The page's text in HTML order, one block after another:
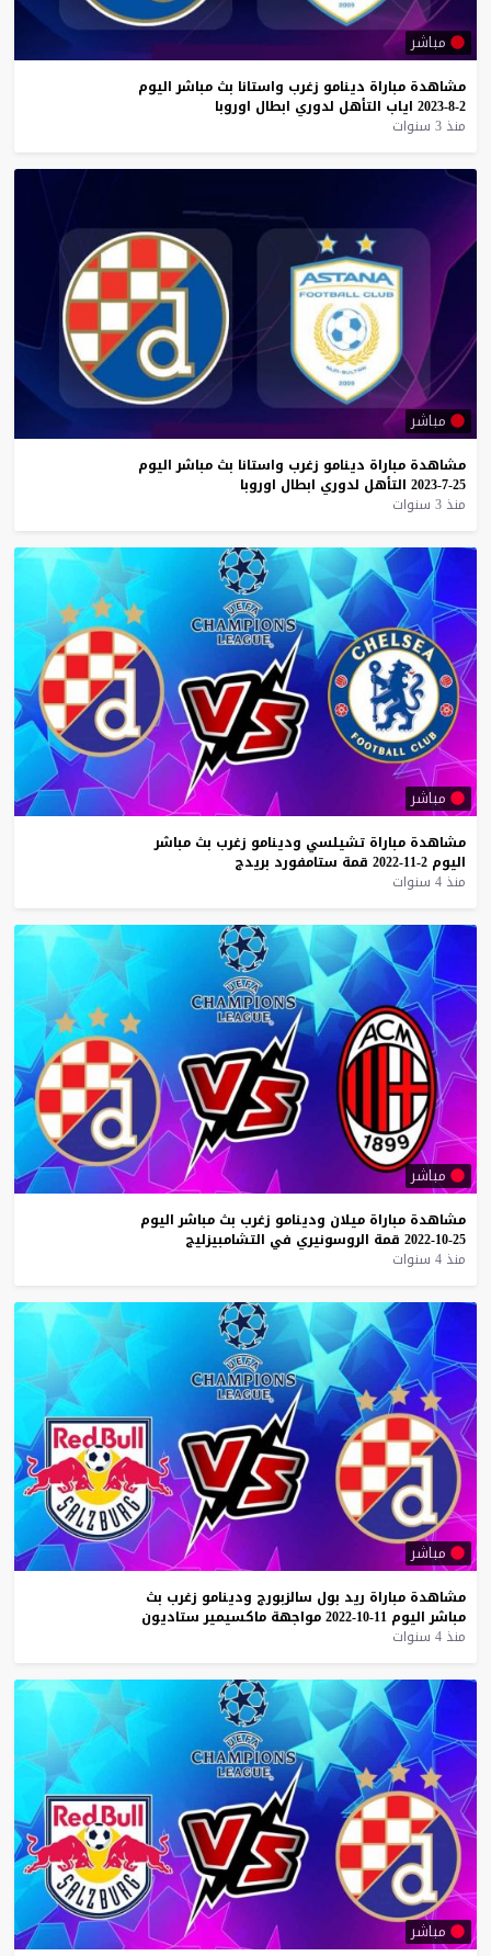
مباشر
مشاهدة مباراة دينامو زغرب واستانا بث مباشر اليوم
2-8-2023
اياب التأهل لدوري ابطال اوروبا
منذ 3 سنوات
مباشر
مشاهدة مباراة دينامو زغرب واستانا بث مباشر اليوم
25-7-2023
التأهل لدوري ابطال اوروبا
منذ 3 سنوات
مباشر
مشاهدة مباراة تشيلسي ودينامو زغرب بث مباشر
اليوم 2-11-2022 قمة ستامفورد بريدج
منذ 4 سنوات
مباشر
مشاهدة مباراة ميلان ودينامو زغرب بث مباشر اليوم
25-10-2022
قمة الروسونيري في التشامبيزليج
منذ 4 سنوات
مباشر
مشاهدة مباراة ريد بول سالزبورج ودينامو زغرب بث
مباشر اليوم 11-10-2022 مواجهة ماكسيمير ستاديون
منذ 4 سنوات
مباشر